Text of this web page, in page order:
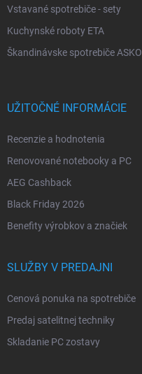
Vstavané spotrebiče - sety
Kuchynské roboty ETA
Škandinávske spotrebiče ASKO
UŽITOČNÉ INFORMÁCIE
Recenzie a hodnotenia
Renovované notebooky a PC
AEG Cashback
Black Friday 2026
Benefity výrobkov a značiek
SLUŽBY V PREDAJNI
Cenová ponuka na spotrebiče
Predaj satelitnej techniky
Skladanie PC zostavy